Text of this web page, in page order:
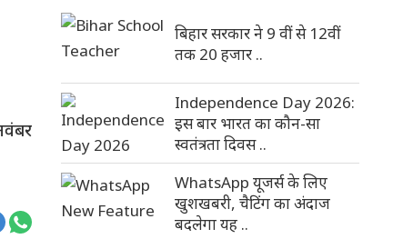
बिहार सरकार ने 9 वीं से 12वीं
तक 20 हजार ..
Independence Day 2026:
इस बार भारत का कौन-सा
स्वतंत्रता दिवस ..
WhatsApp यूजर्स के लिए
खुशखबरी, चैटिंग का अंदाज
बदलेगा यह ..